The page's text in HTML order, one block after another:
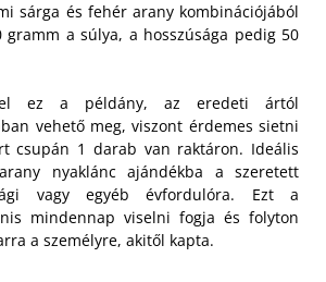
sárga és fehér arany kombinációjából
gramm a súlya, a hosszúsága pedig 50
ez a példány, az eredeti ártól
vehető meg, viszont érdemes sietni
csupán 1 darab van raktáron. Ideális
nyaklánc ajándékba a szeretett
vagy egyéb évfordulóra. Ezt a
mindennap viselni fogja és folyton
a személyre, akitől kapta.